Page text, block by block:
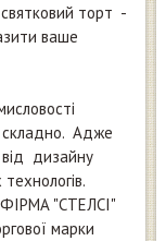
святковий торт -
ваше
складно. Адже
дизайну
"СТЕЛСІ"
марки